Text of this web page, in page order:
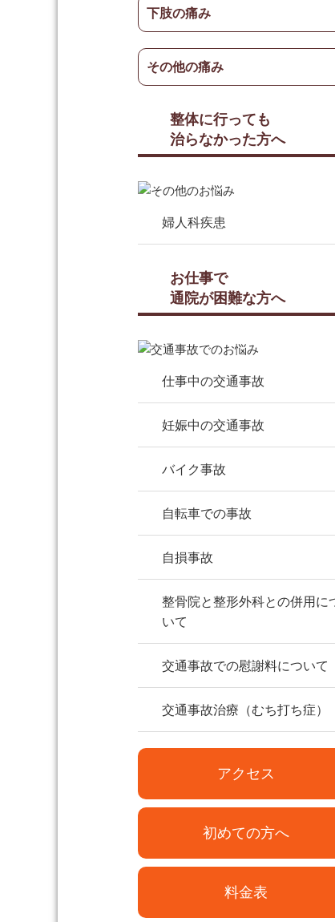
下肢の痛み
その他の痛み
整体に行っても
治らなかった方へ
婦人科疾患
お仕事で
通院が困難な方へ
仕事中の交通事故
妊娠中の交通事故
バイク事故
自転車での事故
自損事故
整骨院と整形外科との併用に
いて
交通事故での慰謝料について
交通事故治療（むち打ち症）
アクセス
初めての方へ
料金表